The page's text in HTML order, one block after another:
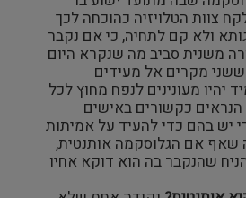
צוות הטלויזיה כהוכחה לכך
ולא קם לתחיה, כי אם נקבר
משנית סביב מה שנקרא היום
מקרים אל מעידים
יהיו מעונינים לנפח מחוץ לכל
כקשורים באישים
יש בהם כדי להעיד על אמיתות
שאף אם הגלוסקמה אותנטית,
שהנקבר בה הוא דוקא אחיו